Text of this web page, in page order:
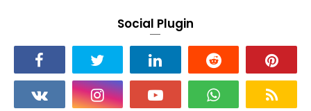
Social Plugin